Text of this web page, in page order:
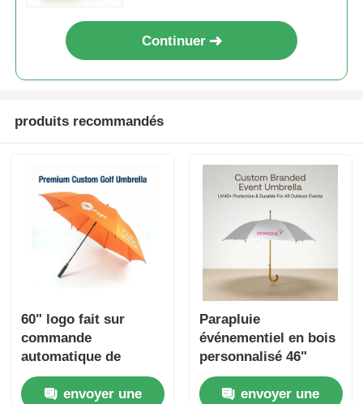
Continuer
produits recommandés
60" logo fait sur
commande
automatique de
parapluie de golf de
fibre de verre pour
envoyer une
Parapluie
événementiel en bois
personnalisé 46"
(protection UV40+)
envoyer une